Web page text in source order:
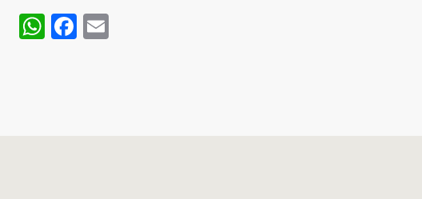
WhatsApp
Facebook